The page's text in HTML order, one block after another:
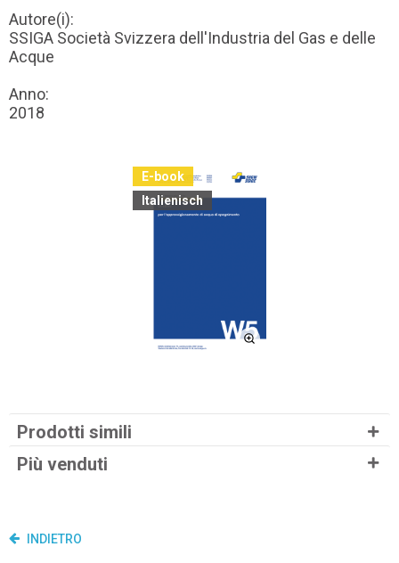
Autore(i):
SSIGA Società Svizzera dell'Industria del Gas e delle
Acque
Anno:
2018
E-book
Italienisch
Prodotti simili
Più venduti
INDIETRO